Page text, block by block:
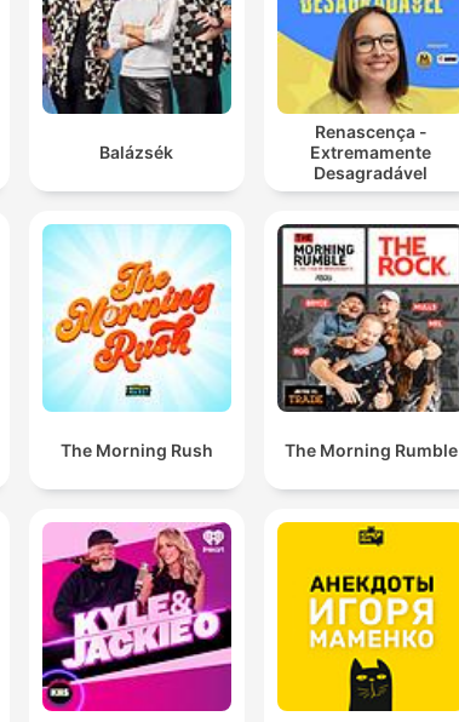
Balázsék
Renascença -
Extremamente
Desagradável
The Morning Rush The Morning Rumble